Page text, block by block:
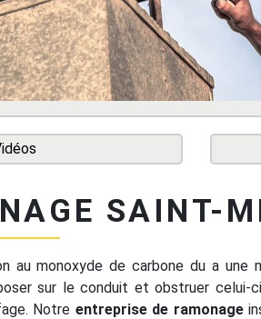
SAINT-
monoxyde de carbone du a une
sur le conduit et obstruer celui-
Notre entreprise de ramonage